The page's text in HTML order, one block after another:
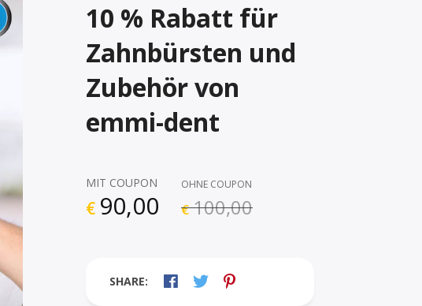
10 % Rabatt für
Zahnbürsten und
Zubehör von
emmi-dent
MIT COUPON
€ 90,00
OHNE COUPON
€ 100,00
SHARE: